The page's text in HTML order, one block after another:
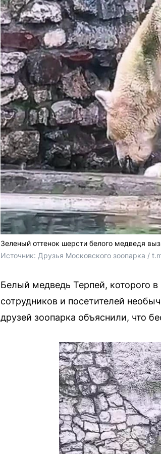
Зеленый оттенок шерсти белого медведя
Источник: Друзья Московского зоопарка /
Белый медведь Терпей, которого
сотрудников и посетителей
друзей зоопарка объяснили, что